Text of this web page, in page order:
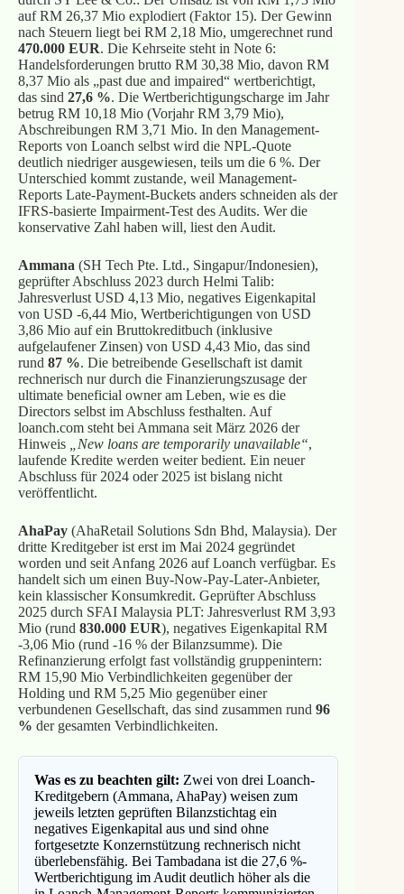
auf RM 26,37 Mio explodiert (Faktor 15). Der Gewinn
nach Steuern liegt bei RM 2,18 Mio, umgerechnet rund
470.000 EUR. Die Kehrseite steht in Note 6:
Handelsforderungen brutto RM 30,38 Mio, davon RM
8,37 Mio als „past due and impaired“ wertberichtigt,
das sind 27,6 %. Die Wertberichtigungscharge im Jahr
betrug RM 10,18 Mio (Vorjahr RM 3,79 Mio),
Abschreibungen RM 3,71 Mio. In den Management-
Reports von Loanch selbst wird die NPL-Quote
deutlich niedriger ausgewiesen, teils um die 6 %. Der
Unterschied kommt zustande, weil Management-
Reports Late-Payment-Buckets anders schneiden als der
IFRS-basierte Impairment-Test des Audits. Wer die
konservative Zahl haben will, liest den Audit.
Ammana (SH Tech Pte. Ltd., Singapur/Indonesien),
geprüfter Abschluss 2023 durch Helmi Talib:
Jahresverlust USD 4,13 Mio, negatives Eigenkapital
von USD -6,44 Mio, Wertberichtigungen von USD
3,86 Mio auf ein Bruttokreditbuch (inklusive
aufgelaufener Zinsen) von USD 4,43 Mio, das sind
rund 87 %. Die betreibende Gesellschaft ist damit
rechnerisch nur durch die Finanzierungszusage der
ultimate beneficial owner am Leben, wie es die
Directors selbst im Abschluss festhalten. Auf
loanch.com steht bei Ammana seit März 2026 der
Hinweis
„New loans are temporarily unavailable“,
laufende Kredite werden weiter bedient. Ein neuer
Abschluss für 2024 oder 2025 ist bislang nicht
veröffentlicht.
AhaPay(AhaRetail Solutions Sdn Bhd, Malaysia). Der
dritte Kreditgeber ist erst im Mai 2024 gegründet
worden und seit Anfang 2026 auf Loanch verfügbar. Es
handelt sich um einen Buy-Now-Pay-Later-Anbieter,
kein klassischer Konsumkredit. Geprüfter Abschluss
2025 durch SFAI Malaysia PLT: Jahresverlust RM 3,93
Mio (rund 830.000 EUR), negatives Eigenkapital RM
-3,06 Mio (rund -16 % der Bilanzsumme). Die
Refinanzierung erfolgt fast vollständig gruppenintern:
RM 15,90 Mio Verbindlichkeiten gegenüber der
Holding und RM 5,25 Mio gegenüber einer
verbundenen Gesellschaft, das sind zusammen rund 96
% der gesamten Verbindlichkeiten.
Was es zu beachten gilt: Zwei von drei Loanch-
Kreditgebern (Ammana, AhaPay) weisen zum
jeweils letzten geprüften Bilanzstichtag ein
negatives Eigenkapital aus und sind ohne
fortgesetzte Konzernstützung rechnerisch nicht
überlebensfähig. Bei Tambadana ist die 27,6 %-
Wertberichtigung im Audit deutlich höher als die